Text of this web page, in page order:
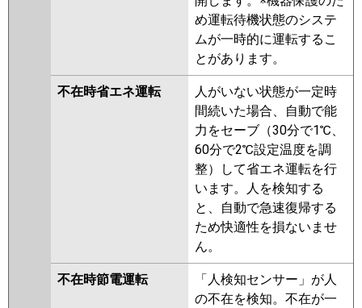
め運転待機状態のシステ
ムが一時的に運転するこ
とがあります。
不在時省エネ運転
人がいない状態が一定時
間続いた場合、自動で能
力をセーブ（30分で1℃、
60分で2℃設定温度を調
整）して省エネ運転を行
います。人を検知する
と、自動で急速復帰する
ため快適性を損ないませ
ん。
不在時節電運転
「人検知センサー」が人
の不在を検知。不在が一